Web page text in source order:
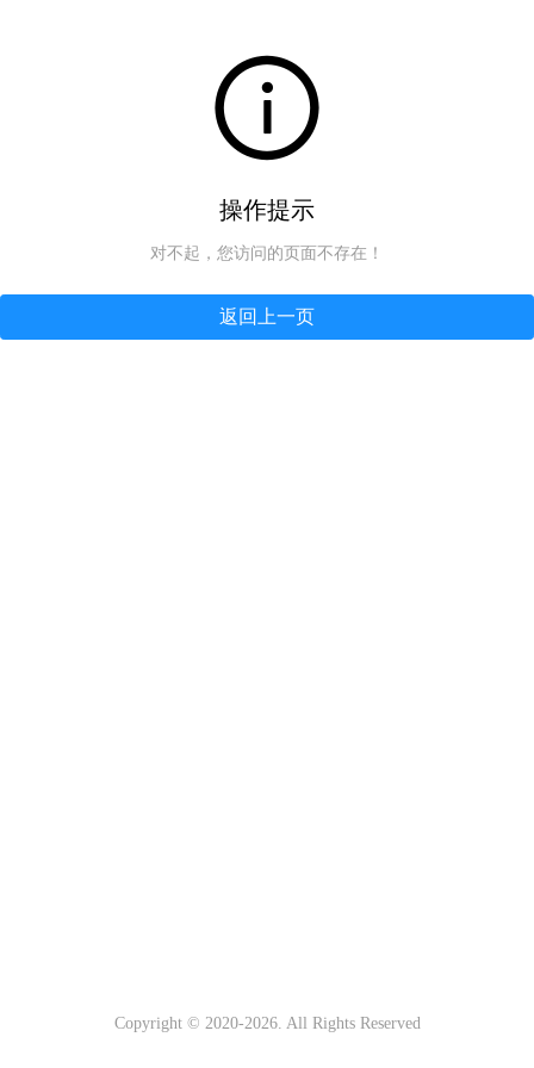
操作提示
对不起，您访问的页面不存在！
返回上一页
Copyright © 2020-2026. All Rights Reserved